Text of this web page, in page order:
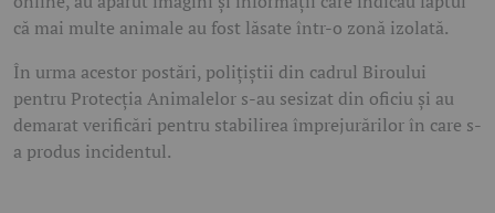
că mai multe animale au fost lăsate într-o zonă izolată.
În urma acestor postări, polițiștii din cadrul Biroului
pentru Protecția Animalelor s-au sesizat din oficiu și au
demarat verificări pentru stabilirea împrejurărilor în care s-
a produs incidentul.